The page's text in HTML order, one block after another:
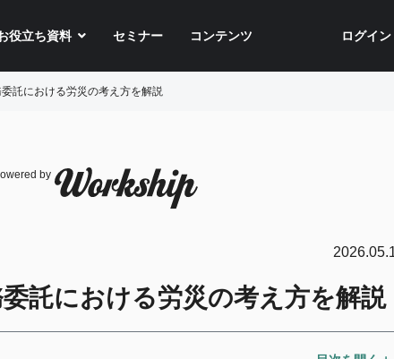
役立ち資料 セミナー コンテンツ ログイン
託における労災の考え方を解説
by
託における労災の考え方を解説